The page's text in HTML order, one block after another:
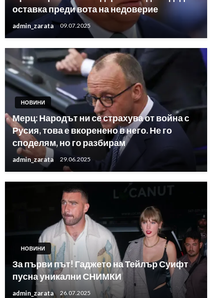
оставка преди вота на недоверие
admin_zarata 09.07.2025
НОВИНИ
Мерц: Народът ни се страхува от война с
Русия, това е вкоренено в него. Не го
споделям, но го разбирам
admin_zarata 29.06.2025
НОВИНИ
За първи път! Гаджето на Тейлър Суифт
пусна уникални СНИМКИ
admin_zarata 26.07.2025